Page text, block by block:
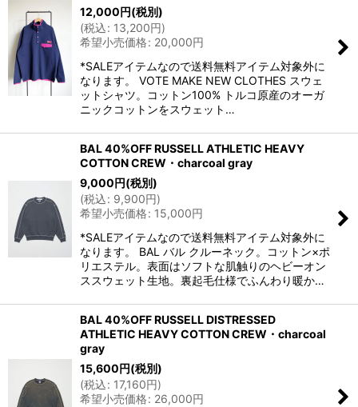
12,000円(税別)
(税込: 13,200円)
希望小売価格: 20,000円
*SALEアイテムなので送料無料アイテム対象外に
なります。 VOTE MAKE NEW CLOTHES スウェ
ットシャツ。コットン100% トルコ原産のオーガ
ニックコットンをスウェット…
BAL 40%OFF RUSSELL ATHLETIC HEAVY
COTTON CREW・charcoal gray
9,000円(税別)
(税込: 9,900円)
希望小売価格: 15,000円
*SALEアイテムなので送料無料アイテム対象外に
なります。 BAL バル クルーネック。コットン×ポ
リエステル。表面はソフトな肌触りのヘビーオン
ススウェット生地。裏起毛仕様でふんわり暖か…
BAL 40%OFF RUSSELL DISTRESSED
ATHLETIC HEAVY COTTON CREW・charcoal
gray
15,600円(税別)
(税込: 17,160円)
希望小売価格: 26,000円